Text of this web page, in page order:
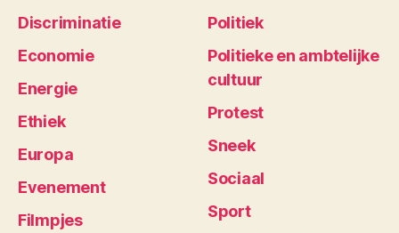
Discriminatie
Economie
Energie
Ethiek
Europa
Evenement
Filmpjes
Politiek
Politieke en ambtelijke
cultuur
Protest
Sneek
Sociaal
Sport